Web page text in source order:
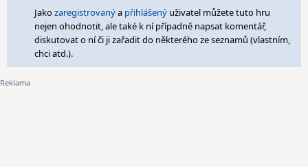
Jakozaregistrovanýa přihlášený uživatel můžete tuto hru
nejen ohodnotit, ale také k ní případně napsat komentář,
diskutovat o ní či ji zařadit do některého ze seznamů (vlastním,
chci atd.).